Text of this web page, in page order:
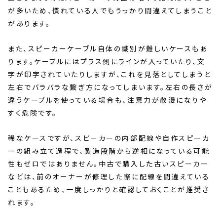
が多いため、慣れている人でもうっかり間違えてしまうこと
があります。
また、スピーカーケーブル自体の識別が難しいケースもあ
ります。ケーブルにはプラス側にラインが入っていたり、文
字が印字されていたりしますが、これを見落としてしまうと
左右でバラバラな繋ぎ方になってしまいます。左右の長さが
違うケーブルを使っている場合も、注意力が散漫になりや
すく危険です。
稀なケースですが、スピーカーの内部配線や自作スピーカ
ーの組み立て過程で、製造段階から逆相になっている可能
性もゼロではありません。中古で購入した古いスピーカー
などは、前のオーナーが修理した際に配線を間違えている
こともあるため、一度しっかりと確認しておくことが推奨さ
れます。